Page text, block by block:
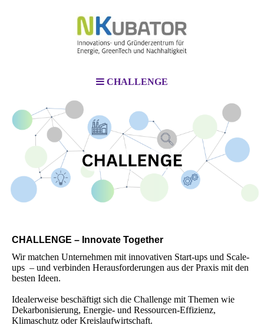
CHALLENGE
CHALLENGE – Innovate Together
Wir matchen Unternehmen mit innovativen Start-ups und Scale-
ups – und verbinden Herausforderungen aus der Praxis mit den
besten Ideen.
Idealerweise beschäftigt sich die Challenge mit Themen wie
Dekarbonisierung, Energie- und Ressourcen-Effizienz,
Klimaschutz oder Kreislaufwirtschaft.